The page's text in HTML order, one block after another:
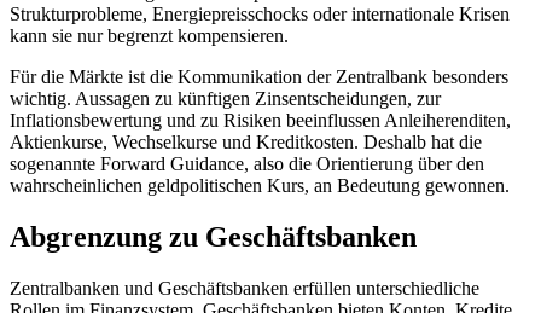
Strukturprobleme, Energiepreisschocks oder internationale Krisen
kann sie nur begrenzt kompensieren.
Für die Märkte ist die Kommunikation der Zentralbank besonders
wichtig. Aussagen zu künftigen Zinsentscheidungen, zur
Inflationsbewertung und zu Risiken beeinflussen Anleiherenditen,
Aktienkurse, Wechselkurse und Kreditkosten. Deshalb hat die
sogenannte Forward Guidance, also die Orientierung über den
wahrscheinlichen geldpolitischen Kurs, an Bedeutung gewonnen.
Abgrenzung zu Geschäftsbanken
Zentralbanken und Geschäftsbanken erfüllen unterschiedliche